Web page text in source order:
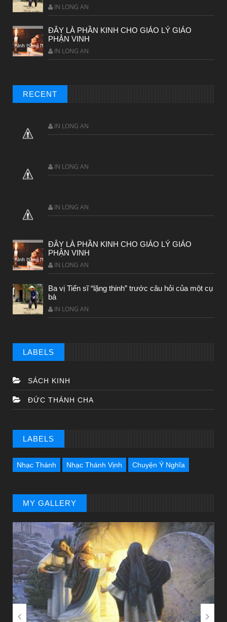
IN LONG AN
ĐÂY LÀ PHẦN KINH CHO GIÁO LÝ GIÁO
PHẬN VINH
IN LONG AN
RECENT
IN LONG AN
IN LONG AN
IN LONG AN
ĐÂY LÀ PHẦN KINH CHO GIÁO LÝ GIÁO
PHẬN VINH
IN LONG AN
Ba vị Tiến sĩ “lặng thinh” trước câu hỏi của một cụ
bà
IN LONG AN
LABELS
SÁCH KINH
ĐỨC THÁNH CHA
LABELS
Nhạc Thánh Nhạc Thánh Vịnh Chuyện Ý Nghĩa
MY GALLERY
 